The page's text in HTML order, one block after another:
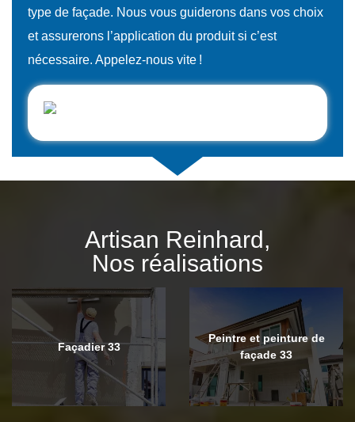
type de façade. Nous vous guiderons dans vos choix
et assurerons l’application du produit si c’est
nécessaire. Appelez-nous vite !
Artisan Reinhard,
Nos réalisations
Façadier 33
Peintre et peinture de
façade 33